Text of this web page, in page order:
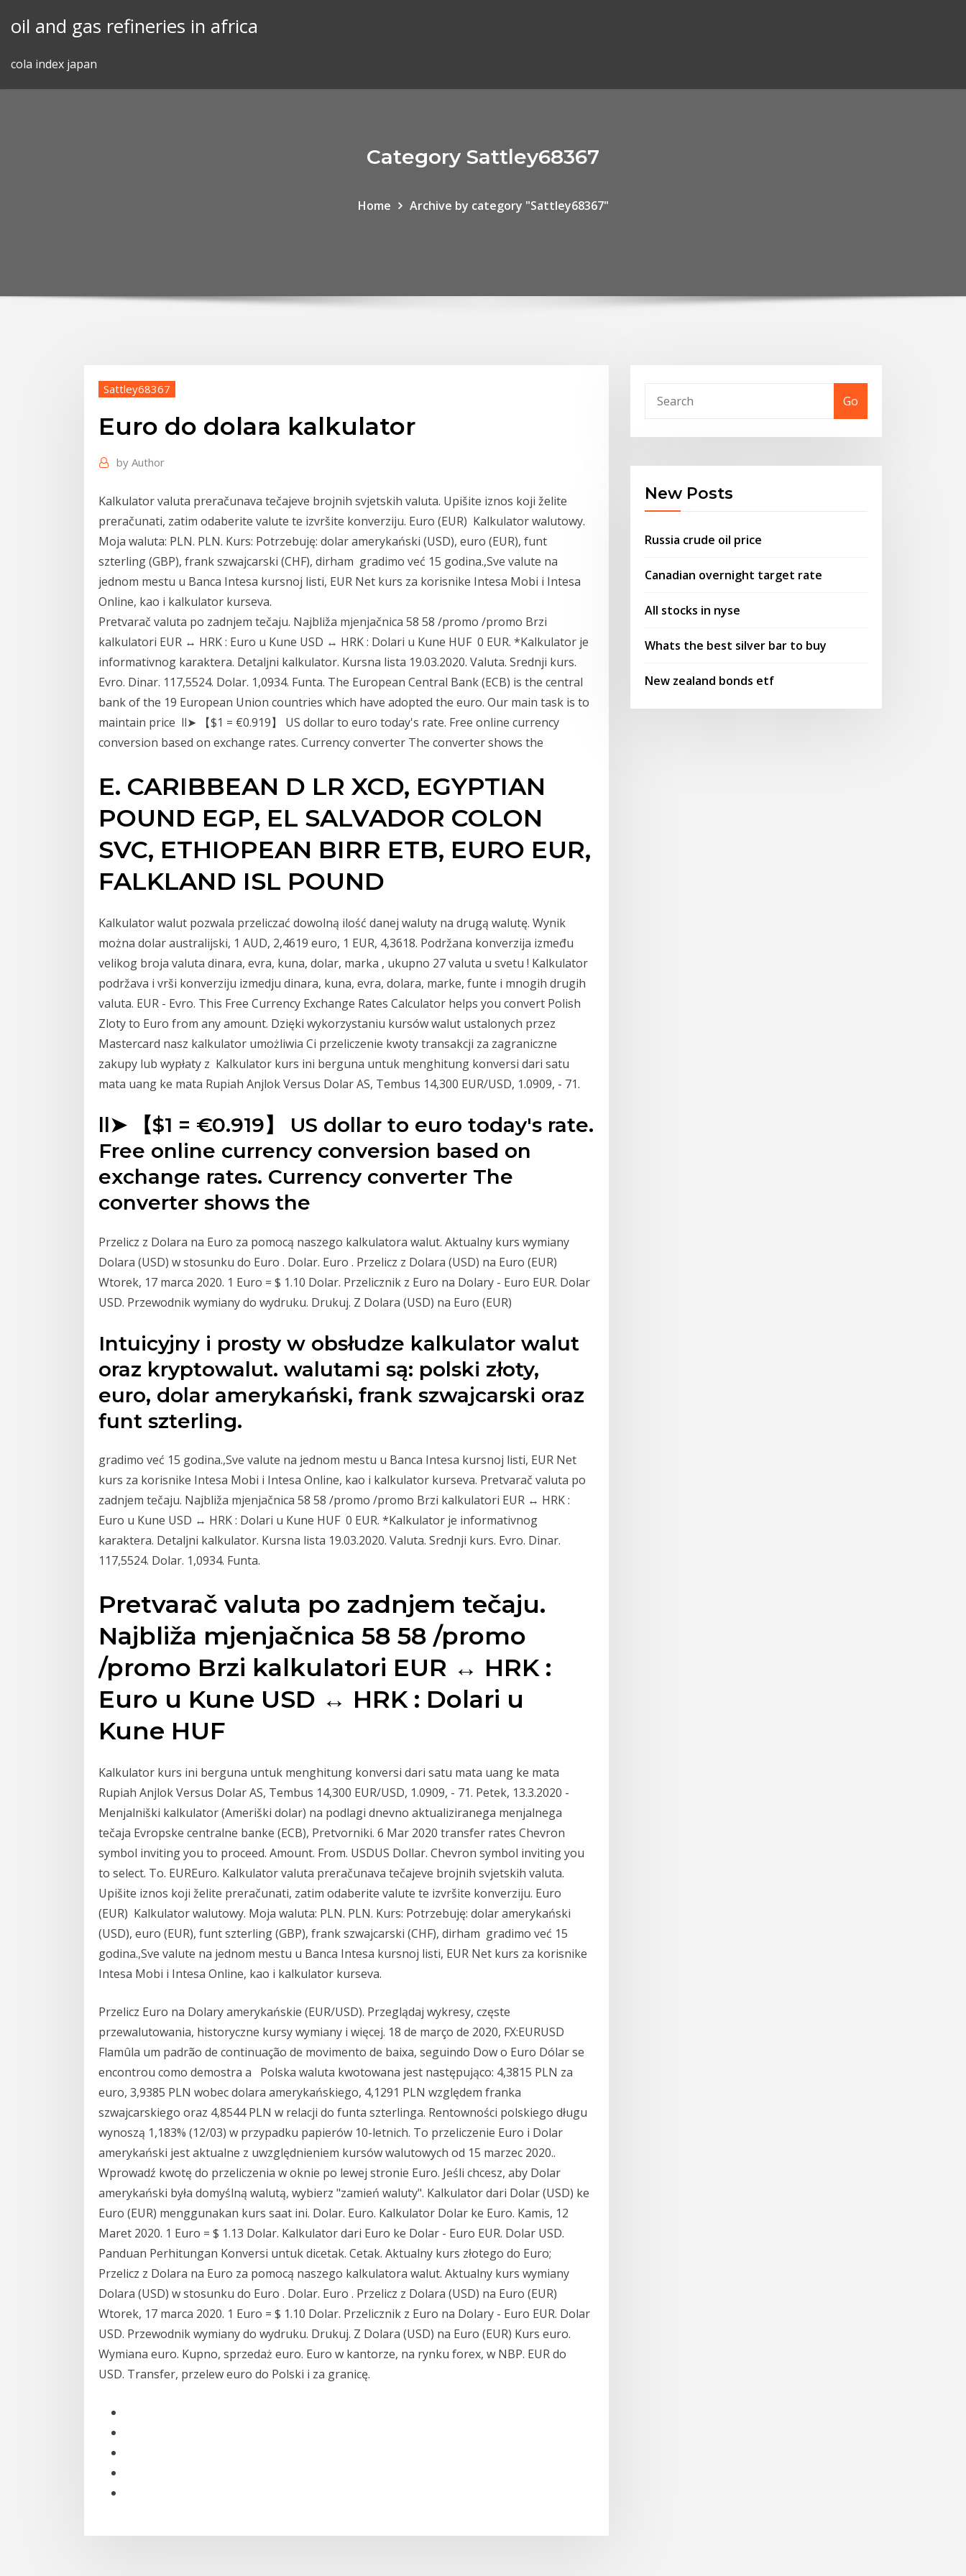
oil and gas refineries in africa
cola index japan
Category Sattley68367
Home Archive by category "Sattley68367"
Sattley68367
Euro do dolara kalkulator
by Author
Kalkulator valuta preračunava tečajeve brojnih svjetskih valuta. Upišite iznos koji želite
preračunati, zatim odaberite valute te izvršite konverziju. Euro (EUR) Kalkulator walutowy.
Moja waluta: PLN. PLN. Kurs: Potrzebuję: dolar amerykański (USD), euro (EUR), funt
szterling (GBP), frank szwajcarski (CHF), dirham gradimo već 15 godina.,Sve valute na
jednom mestu u Banca Intesa kursnoj listi, EUR Net kurs za korisnike Intesa Mobi i Intesa
Online, kao i kalkulator kurseva.
Pretvarač valuta po zadnjem tečaju. Najbliža mjenjačnica 58 58 /promo /promo Brzi
kalkulatori EUR ↔ HRK : Euro u Kune USD ↔ HRK : Dolari u Kune HUF 0 EUR. *Kalkulator je
informativnog karaktera. Detaljni kalkulator. Kursna lista 19.03.2020. Valuta. Srednji kurs.
Evro. Dinar. 117,5524. Dolar. 1,0934. Funta. The European Central Bank (ECB) is the central
bank of the 19 European Union countries which have adopted the euro. Our main task is to
maintain price ll➤ 【$1 = €0.919】 US dollar to euro today's rate. Free online currency
conversion based on exchange rates. Currency converter The converter shows the
E. CARIBBEAN D LR XCD, EGYPTIAN
POUND EGP, EL SALVADOR COLON
SVC, ETHIOPEAN BIRR ETB, EURO EUR,
FALKLAND ISL POUND
Kalkulator walut pozwala przeliczać dowolną ilość danej waluty na drugą walutę. Wynik
można dolar australijski, 1 AUD, 2,4619 euro, 1 EUR, 4,3618. Podržana konverzija između
velikog broja valuta dinara, evra, kuna, dolar, marka , ukupno 27 valuta u svetu ! Kalkulator
podržava i vrši konverziju izmedju dinara, kuna, evra, dolara, marke, funte i mnogih drugih
valuta. EUR - Evro. This Free Currency Exchange Rates Calculator helps you convert Polish
Zloty to Euro from any amount. Dzięki wykorzystaniu kursów walut ustalonych przez
Mastercard nasz kalkulator umożliwia Ci przeliczenie kwoty transakcji za zagraniczne
zakupy lub wypłaty z Kalkulator kurs ini berguna untuk menghitung konversi dari satu
mata uang ke mata Rupiah Anjlok Versus Dolar AS, Tembus 14,300 EUR/USD, 1.0909, - 71.
ll➤ 【$1 = €0.919】 US dollar to euro today's rate.
Free online currency conversion based on
exchange rates. Currency converter The
converter shows the
Przelicz z Dolara na Euro za pomocą naszego kalkulatora walut. Aktualny kurs wymiany
Dolara (USD) w stosunku do Euro . Dolar. Euro . Przelicz z Dolara (USD) na Euro (EUR)
Wtorek, 17 marca 2020. 1 Euro = $ 1.10 Dolar. Przelicznik z Euro na Dolary - Euro EUR. Dolar
USD. Przewodnik wymiany do wydruku. Drukuj. Z Dolara (USD) na Euro (EUR)
Intuicyjny i prosty w obsłudze kalkulator walut
oraz kryptowalut. walutami są: polski złoty,
euro, dolar amerykański, frank szwajcarski oraz
funt szterling.
gradimo već 15 godina.,Sve valute na jednom mestu u Banca Intesa kursnoj listi, EUR Net
kurs za korisnike Intesa Mobi i Intesa Online, kao i kalkulator kurseva. Pretvarač valuta po
zadnjem tečaju. Najbliža mjenjačnica 58 58 /promo /promo Brzi kalkulatori EUR ↔ HRK :
Euro u Kune USD ↔ HRK : Dolari u Kune HUF 0 EUR. *Kalkulator je informativnog
karaktera. Detaljni kalkulator. Kursna lista 19.03.2020. Valuta. Srednji kurs. Evro. Dinar.
117,5524. Dolar. 1,0934. Funta.
Pretvarač valuta po zadnjem tečaju.
Najbliža mjenjačnica 58 58 /promo
/promo Brzi kalkulatori EUR ↔ HRK :
Euro u Kune USD ↔ HRK : Dolari u
Kune HUF
Kalkulator kurs ini berguna untuk menghitung konversi dari satu mata uang ke mata
Rupiah Anjlok Versus Dolar AS, Tembus 14,300 EUR/USD, 1.0909, - 71. Petek, 13.3.2020 -
Menjalniški kalkulator (Ameriški dolar) na podlagi dnevno aktualiziranega menjalnega
tečaja Evropske centralne banke (ECB), Pretvorniki. 6 Mar 2020 transfer rates Chevron
symbol inviting you to proceed. Amount. From. USDUS Dollar. Chevron symbol inviting you
to select. To. EUREuro. Kalkulator valuta preračunava tečajeve brojnih svjetskih valuta.
Upišite iznos koji želite preračunati, zatim odaberite valute te izvršite konverziju. Euro
(EUR) Kalkulator walutowy. Moja waluta: PLN. PLN. Kurs: Potrzebuję: dolar amerykański
(USD), euro (EUR), funt szterling (GBP), frank szwajcarski (CHF), dirham gradimo već 15
godina.,Sve valute na jednom mestu u Banca Intesa kursnoj listi, EUR Net kurs za korisnike
Intesa Mobi i Intesa Online, kao i kalkulator kurseva.
Przelicz Euro na Dolary amerykańskie (EUR/USD). Przeglądaj wykresy, częste
przewalutowania, historyczne kursy wymiany i więcej. 18 de março de 2020, FX:EURUSD
Flamûla um padrão de continuação de movimento de baixa, seguindo Dow o Euro Dólar se
encontrou como demostra a Polska waluta kwotowana jest następująco: 4,3815 PLN za
euro, 3,9385 PLN wobec dolara amerykańskiego, 4,1291 PLN względem franka
szwajcarskiego oraz 4,8544 PLN w relacji do funta szterlinga. Rentowności polskiego długu
wynoszą 1,183% (12/03) w przypadku papierów 10-letnich. To przeliczenie Euro i Dolar
amerykański jest aktualne z uwzględnieniem kursów walutowych od 15 marzec 2020..
Wprowadź kwotę do przeliczenia w oknie po lewej stronie Euro. Jeśli chcesz, aby Dolar
amerykański była domyślną walutą, wybierz "zamień waluty". Kalkulator dari Dolar (USD) ke
Euro (EUR) menggunakan kurs saat ini. Dolar. Euro. Kalkulator Dolar ke Euro. Kamis, 12
Maret 2020. 1 Euro = $ 1.13 Dolar. Kalkulator dari Euro ke Dolar - Euro EUR. Dolar USD.
Panduan Perhitungan Konversi untuk dicetak. Cetak. Aktualny kurs złotego do Euro;
Przelicz z Dolara na Euro za pomocą naszego kalkulatora walut. Aktualny kurs wymiany
Dolara (USD) w stosunku do Euro . Dolar. Euro . Przelicz z Dolara (USD) na Euro (EUR)
Wtorek, 17 marca 2020. 1 Euro = $ 1.10 Dolar. Przelicznik z Euro na Dolary - Euro EUR. Dolar
USD. Przewodnik wymiany do wydruku. Drukuj. Z Dolara (USD) na Euro (EUR) Kurs euro.
Wymiana euro. Kupno, sprzedaż euro. Euro w kantorze, na rynku forex, w NBP. EUR do
USD. Transfer, przelew euro do Polski i za granicę.
Go
New Posts
Russia crude oil price
Canadian overnight target rate
All stocks in nyse
Whats the best silver bar to buy
New zealand bonds etf